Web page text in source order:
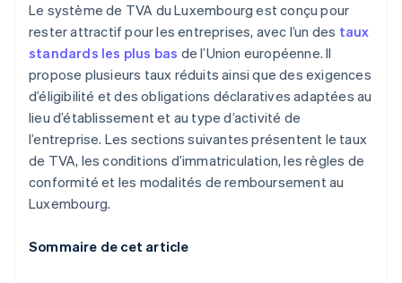
Le système de TVA du Luxembourg est conçu pour
rester attractif pour les entreprises, avec l’un des taux
standards les plus bas de l’Union européenne. Il
propose plusieurs taux réduits ainsi que des exigences
d’éligibilité et des obligations déclaratives adaptées au
lieu d’établissement et au type d’activité de
l’entreprise. Les sections suivantes présentent le taux
de TVA, les conditions d’immatriculation, les règles de
conformité et les modalités de remboursement au
Luxembourg.
Sommaire de cet article